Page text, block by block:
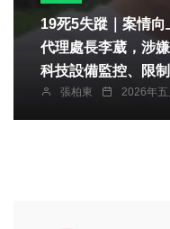
19死5失蹤｜案情
代理處長李葳，涉
科技設備監控、限
張柏東 2026年五